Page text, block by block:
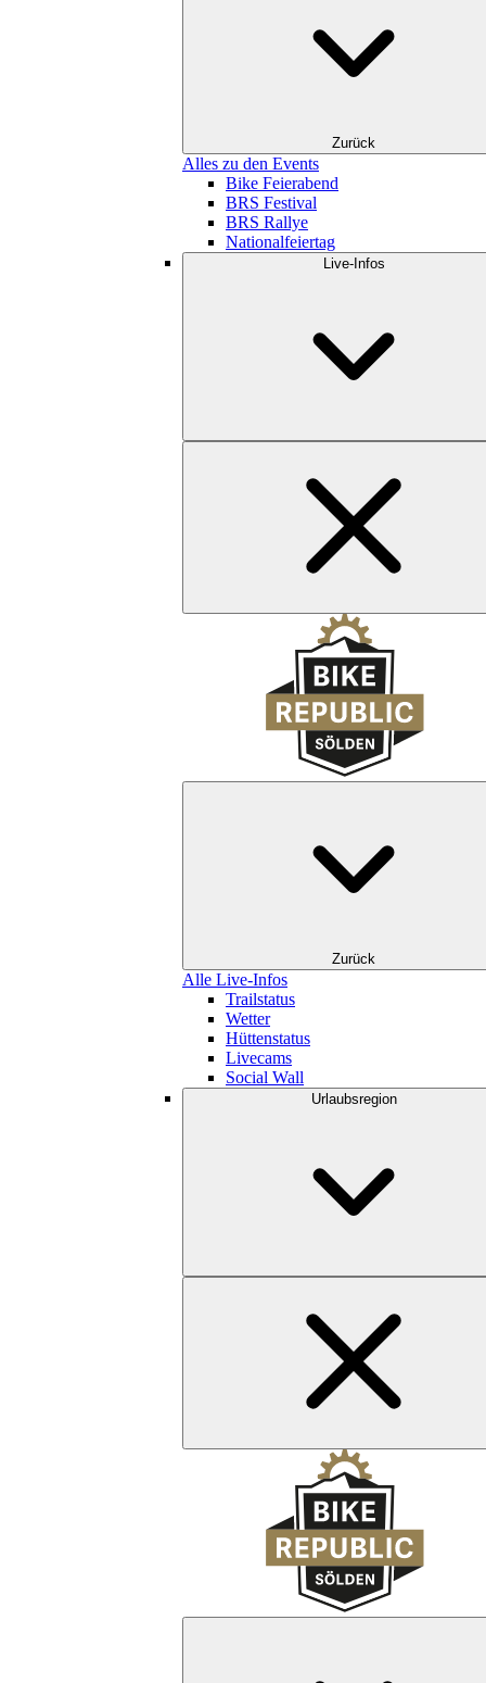
Zurück
Alles zu den Events
Bike Feierabend
BRS Festival
BRS Rallye
Nationalfeiertag
Live-Infos
Zurück
Alle Live-Infos
Trailstatus
Wetter
Hüttenstatus
Livecams
Social Wall
Urlaubsregion